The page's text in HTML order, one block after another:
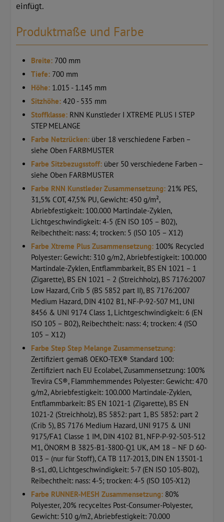
einfügt.
Produktmaße und Farbe
Breite: 700 mm
Tiefe: 700 mm
Höhe: 1.015 - 1.145 mm
Sitzhöhe: 420 - 535 mm
Stoffklasse: RNN Kunstleder I XTREME PLUS I STEP
STEP MELANGE
Farbe Netzrücken: über 18 verschiedene Farben –
siehe Oben FARBMUSTER
Farbe Sitzbezugsstoff: über 50 verschiedene Farben –
siehe Oben FARBMUSTER
Farbe RNN Kunstleder Zusammensetzung: 21% PES,
31,5% COT, 47,5% PU, Gewicht: 450 g/m²,
Abriebfestigkeit: 100.000 Martindale-Zyklen,
Lichtgeschwindigkeit: 4-5 (EN ISO 105 – B02),
Reibechtheit: nass: 4; trocken: 5 (ISO 105 – X12)
Farbe Xtreme Plus Zusammensetzung: 100% Recycled
Polyester: Gewicht: 310 g/m2, Abriebfestigkeit: 100.000
Martindale-Zyklen, Entflammbarkeit, BS EN 1021 – 1
(Zigarette), BS EN 1021 – 2 (Streichholz), BS 7176:2007
Low Hazard, Crib 5 (BS 5852 part II), BS 7176:2007
Medium Hazard, DIN 4102 B1, NF-P-92-507 M1, UNI
8456 & UNI 9174 Class 1, Lichtgeschwindigkeit: 6 (EN
ISO 105 – B02), Reibechtheit: nass: 4; trocken: 4 (ISO
105 – X12)
Farbe Step Step Melange Zusammensetzung:
Zertifiziert gemäß OEKO-TEX® Standard 100:
Zertifiziert nach EU Ecolabel, Zusammensetzung: 100%
Trevira CS®, Flammhemmendes Polyester: Gewicht: 470
g/m2, Abriebfestigkeit: 100.000 Martindale-Zyklen,
Entflammbarkeit: BS EN 1021-1 (Zigarette), BS EN
1021-2 (Streichholz), BS 5852: part 1, BS 5852: part 2
(Crib 5), BS 7176 Medium Hazard, UNI 9175 & UNI
9175/FA1 Classe 1 IM, DIN 4102 B1, NFP-P-92-503-512
M1, ÖNORM B 3825-B1-3800-Q1 UK, AM 18 – NF D 60-
013 – (nur für Stoff), CA TB 117-2013, DIN EN 13501-1
B-s1, d0, Lichtgeschwindigkeit: 5-7 (EN ISO 105-B02),
Reibechtheit: nass: 4-5; trocken: 4-5 (ISO 105-X12)
Farbe RUNNER-MESH Zusammensetzung: 80%
Polyester, 20% recyceltes Post-Consumer-Polyester,
Gewicht: 510 g/m2, Abriebfestigkeit: 70.000